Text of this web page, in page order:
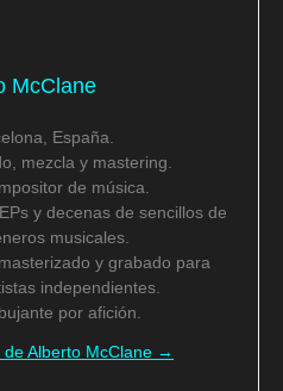
McClane
España.
mezcla y mastering.
de música.
y decenas de sencillos de
musicales.
y grabado para
independientes.
por afición.
de Alberto McClane →